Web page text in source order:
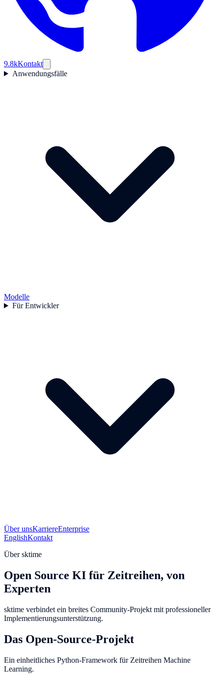
9.8kKontakt
Anwendungsfälle
Modelle
Für Entwickler
Über unsKarriereEnterprise
EnglishKontakt
Über sktime
Open Source KI für Zeitreihen, von
Experten
sktime verbindet ein breites Community-Projekt mit professioneller
Implementierungsunterstützung.
Das Open-Source-Projekt
Ein einheitliches Python-Framework für Zeitreihen Machine
Learning.